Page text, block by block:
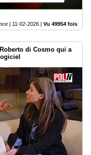
| 11-02-2026 | Vu 49954 fois
di Cosmo qui a